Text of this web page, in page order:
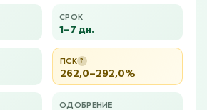
СРОК
1–7 дн.
ПСК ?
262,0–292,0%
ОДОБРЕНИЕ